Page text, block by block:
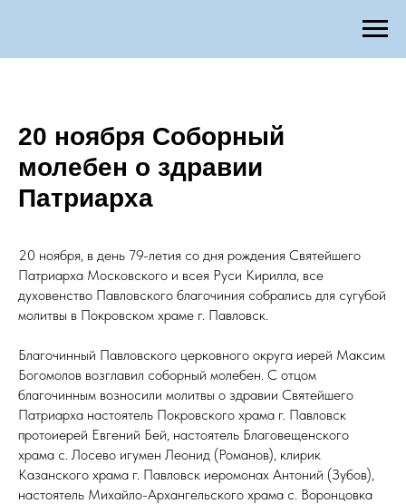
20 ноября Соборный
молебен о здравии
Патриарха
20 ноября, в день 79-летия со дня рождения Святейшего
Патриарха Московского и всея Руси Кирилла, все
духовенство Павловского благочиния собрались для сугубой
молитвы в Покровском храме г. Павловск.
Благочинный Павловского церковного округа иерей Максим
Богомолов возглавил соборный молебен. С отцом
благочинным возносили молитвы о здравии Святейшего
Патриарха настоятель Покровского храма г. Павловск
протоиерей Евгений Бей, настоятель Благовещенского
храма с. Лосево игумен Леонид (Романов), клирик
Казанского храма г. Павловск иеромонах Антоний (Зубов),
настоятель Михайло-Архангельского храма с. Воронцовка